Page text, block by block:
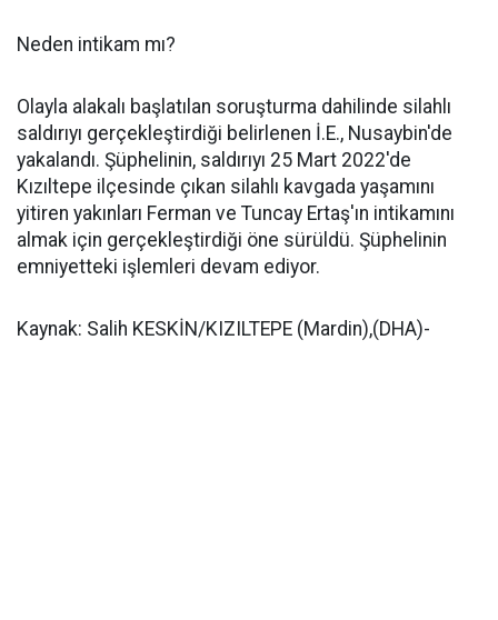
Neden intikam mı?
Olayla alakalı başlatılan soruşturma dahilinde silahlı
saldırıyı gerçekleştirdiği belirlenen İ.E., Nusaybin'de
yakalandı. Şüphelinin, saldırıyı 25 Mart 2022'de
Kızıltepe ilçesinde çıkan silahlı kavgada yaşamını
yitiren yakınları Ferman ve Tuncay Ertaş'ın intikamını
almak için gerçekleştirdiği öne sürüldü. Şüphelinin
emniyetteki işlemleri devam ediyor.
Kaynak: Salih KESKİN/KIZILTEPE (Mardin),(DHA)-